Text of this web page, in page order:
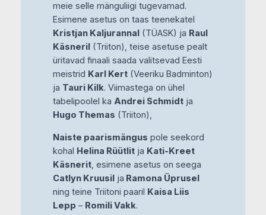
meie selle mänguliigi tugevamad.
Esimene asetus on taas teenekatel
Kristjan Kaljurannal (TÜASK) ja Raul
Käsneril (Triiton), teise asetuse pealt
üritavad finaali saada valitsevad Eesti
meistrid Karl Kert(Veeriku Badminton)
ja Tauri Kilk. Viimastega on ühel
tabelipoolel ka Andrei Schmidtja
Hugo Themas (Triiton),
Naiste paarismängus pole seekord
kohal Helina Rüütlitja Kati-Kreet
Käsnerit, esimene asetus on seega
Catlyn Kruusilja Ramona Üprusel
ning teine Triitoni paaril Kaisa Liis
Lepp – Romili Vakk.